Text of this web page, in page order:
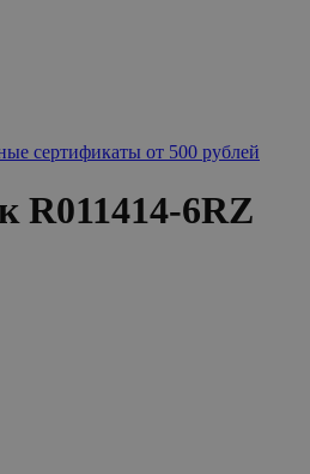
сертификаты от 500 рублей
R011414-6RZ